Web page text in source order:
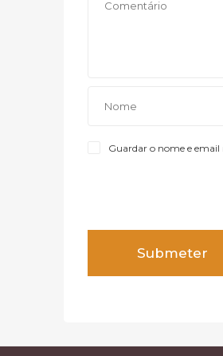
Guardar o nome e